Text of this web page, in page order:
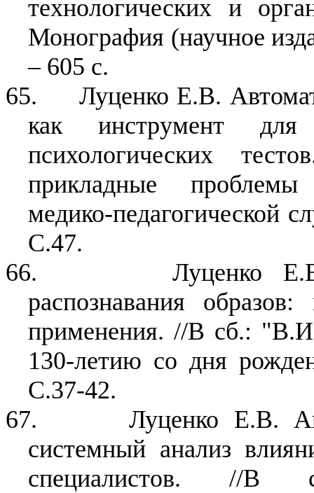
технологических и
Монография (научное
– 605 с.
65.
Луценко Е.В.
как инструмент для
психологических
прикладные проблемы
медико-педагогической
С.47.
66.
Луценко
распознавания
применения. //В сб.:
130-летию со дня
С.37-42.
67.
Луценко Е.В.
системный анализ
специалистов. //